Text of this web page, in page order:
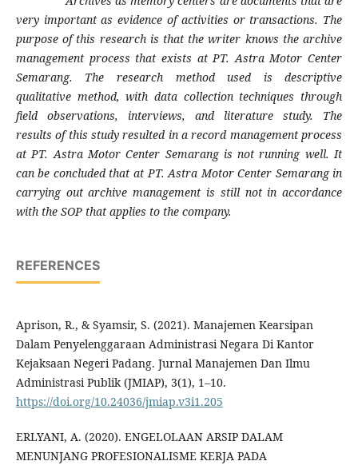
very important as evidence of activities or transactions. The
purpose of this research is that the writer knows the archive
management process that exists at PT. Astra Motor Center
Semarang. The research method used is descriptive
qualitative method, with data collection techniques through
field observations, interviews, and literature study. The
results of this study resulted in a record management process
at PT. Astra Motor Center Semarang is not running well. It
can be concluded that at PT. Astra Motor Center Semarang in
carrying out archive management is still not in accordance
with the SOP that applies to the company.
REFERENCES
Aprison, R., & Syamsir, S. (2021). Manajemen Kearsipan
Dalam Penyelenggaraan Administrasi Negara Di Kantor
Kejaksaan Negeri Padang. Jurnal Manajemen Dan Ilmu
Administrasi Publik (JMIAP), 3(1), 1–10.
https://doi.org/10.24036/jmiap.v3i1.205
ERLYANI, A. (2020). ENGELOLAAN ARSIP DALAM
MENUNJANG PROFESIONALISME KERJA PADA